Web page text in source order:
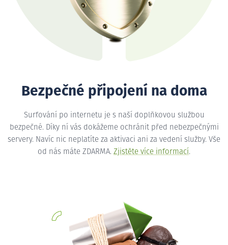
Bezpečné připojení na doma
Surfování po internetu je s naší doplňkovou službou
bezpečné. Díky ní vás dokážeme ochránit před nebezpečnými
servery. Navíc nic neplatíte za aktivaci ani za vedení služby. Vše
od nás máte ZDARMA. Zjistěte více informací.